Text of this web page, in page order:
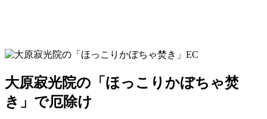
大原寂光院の「ほっこりかぼちゃ焚
き」で厄除け